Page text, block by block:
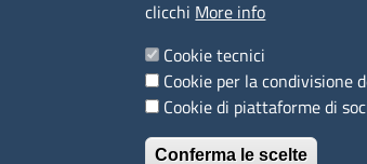
Sportello telefonico +39 0832/279549 –
clicchi More info
Cookie tecnici
Cookie per la
Cookie di piattaforme di
Conferma le scelte